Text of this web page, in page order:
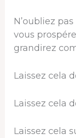
N’oubliez
vous
grandirez
Laissez cela
Laissez cela
Laissez cela